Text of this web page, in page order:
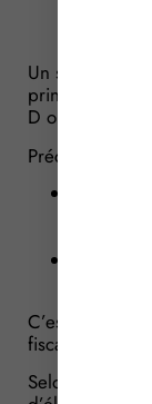
Un site
principalement
D ou E de la
Précisons ici
C’est cette
fiscale à la
Selon